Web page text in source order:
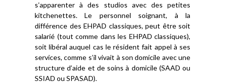
s’apparenter à des studios avec des petites
kitchenettes. Le personnel soignant, à la
différence des EHPAD classiques, peut être soit
salarié (tout comme dans les EHPAD classiques),
soit libéral auquel cas le résident fait appel à ses
services, comme s’il vivait à son domicile avec une
structure d’aide et de soins à domicile (SAAD ou
SSIAD ou SPASAD).